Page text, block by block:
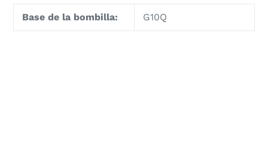
Base de la bombilla: G10Q